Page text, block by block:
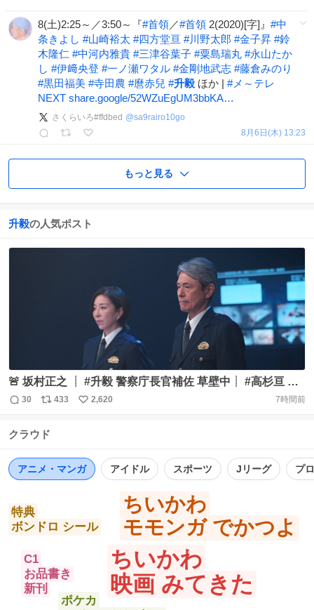
8(土)2:25～／3:50～『#首領／#首領 2(2020)[字]』 #中
条きよし #山崎裕太 #四方堂亘 #川野太郎 #金子昇 #鈴
木隆仁 #中河内雅貴 #三津谷葉子 #粟島瑞丸 #永山たか
し #伊﨑央登 #一ノ瀬ワタル #金剛地武志 #藤倉みのり
#黒田福美 #寺田農 #麿赤兒 #升毅 ほか | #メ～テレ
NEXT share.google/52WZuEgUM3bbKA…
さくらいろ#ffdbed @sa9rairo10go
8月6日(木) 13:23
もっと見る
升毅の人気ポスト
🚨 坂村正之 ┊ #升毅 警察庁長官補佐 草壁中┊ #高杉亘 警
視庁警備部特殊急襲部隊・シニアコーディネーター 『#踊
9/18(金) 公開 #踊るプロジェクト #odoru
返
数
30
リ
ス
数
433
い
2,620 7時間前
クラウド
アニメ・マンガ アイドル スポーツ Jリーグ プ
ちいかわ
映画 みてきた
ちいかわ
モモンガ でかつよ
特典
ボンドロ シール
ポケカ
C1
お品書き
新刊